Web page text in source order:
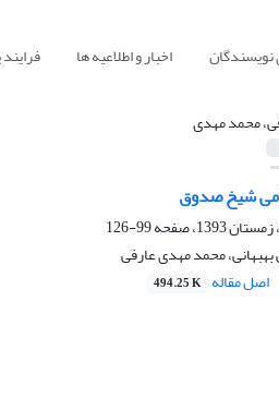
نویسندگان اخبار و اطلاعیه ها
محمد مهدی
شیخ صدوق
99-126
محمد مهدی عارفی
اصل مقاله 494.25 K